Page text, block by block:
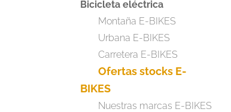
Bicicleta eléctrica
Montaña E-BIKES
Urbana E-BIKES
Carretera E-BIKES
Ofertas stocks E-
BIKES
Nuestras marcas E-BIKES